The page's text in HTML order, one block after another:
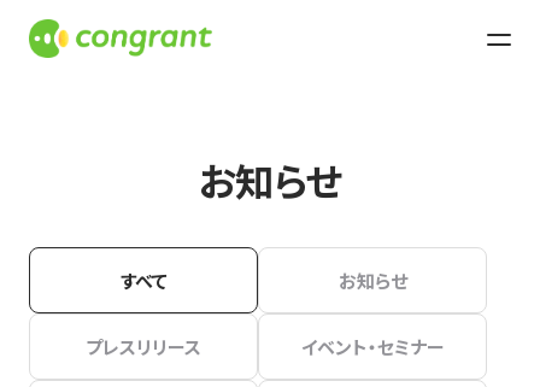
お知らせ
すべて お知らせ
プレスリリース イベント・セミナー